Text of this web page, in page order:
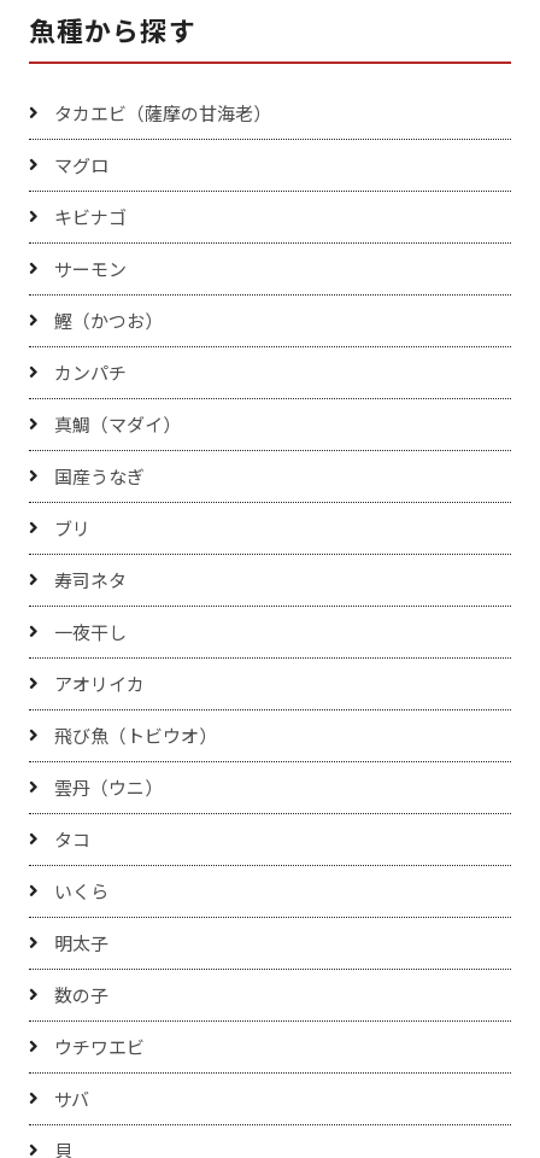
魚種から探す
タカエビ（薩摩の甘海老）
マグロ
キビナゴ
サーモン
鰹（かつお）
カンパチ
真鯛（マダイ）
国産うなぎ
ブリ
寿司ネタ
一夜干し
アオリイカ
飛び魚（トビウオ）
雲丹（ウニ）
タコ
いくら
明太子
数の子
ウチワエビ
サバ
貝